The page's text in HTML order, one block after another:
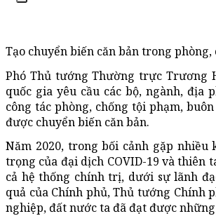
Tạo chuyển biến căn bản trong
Phó Thủ tướng Thường trực Trương
quốc gia yêu cầu các bộ, ngành,
công tác phòng, chống tội phạm,
được chuyển biến căn bản.
Năm 2020, trong bối cảnh gặp
trọng của đại dịch COVID-19 và thiên
cả hệ thống chính trị, dưới sự lãnh
quả của Chính phủ, Thủ tướng Chính
nghiệp, đất nước ta đã đạt được